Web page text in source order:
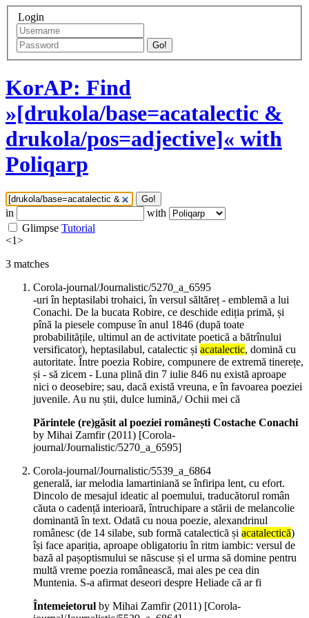
Login
Go!
KorAP: Find
»[drukola/base=acatalectic &
drukola/pos=adjective]« with
Poliqarp
Go!
in
with
Glimpse Tutorial
<1>
3 matches
Corola-journal/Journalistic/5270_a_6595
-uri în heptasilabi trohaici, în versul săltăreț - emblemă a lui
Conachi. De la bucata Robire, ce deschide ediția primă, și
pînă la piesele compuse în anul 1846 (după toate
probabilitățile, ultimul an de activitate poetică a bătrînului
versificator), heptasilabul, catalectic și acatalectic, domină cu
autoritate. Între poezia Robire, compunere de extremă tinerețe,
și - să zicem - Luna plină din 7 iulie 846 nu există aproape
nici o deosebire; sau, dacă există vreuna, e în favoarea poeziei
juvenile. Au nu știi, dulce lumină,/ Ochii mei că
Părintele (re)găsit al poeziei românești Costache Conachi
by Mihai Zamfir (2011) [Corola-
journal/Journalistic/5270_a_6595]
Corola-journal/Journalistic/5539_a_6864
generală, iar melodia lamartiniană se înfiripa lent, cu efort.
Dincolo de mesajul ideatic al poemului, traducătorul român
căuta o cadență interioară, întruchipare a stării de melancolie
dominantă în text. Odată cu noua poezie, alexandrinul
românesc (de 14 silabe, sub formă catalectică și acatalectică)
își face apariția, aproape obligatoriu în ritm iambic: versul de
bază al pașoptismului se născuse și el urma să domine pentru
multă vreme poezia românească, mai ales pe cea din
Muntenia. S-a afirmat deseori despre Heliade că ar fi
Întemeietorul by Mihai Zamfir (2011) [Corola-